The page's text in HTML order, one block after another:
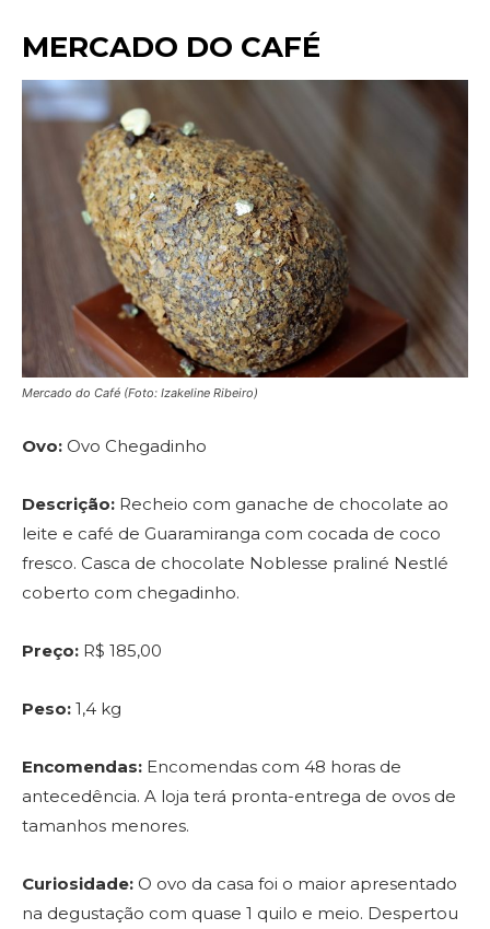
MERCADO DO CAFÉ
Mercado do Café (Foto: Izakeline Ribeiro)
Ovo: Ovo Chegadinho
Descrição: Recheio com ganache de chocolate ao
leite e café de Guaramiranga com cocada de coco
fresco. Casca de chocolate Noblesse praliné Nestlé
coberto com chegadinho.
Preço: R$ 185,00
Peso: 1,4 kg
Encomendas: Encomendas com 48 horas de
antecedência. A loja terá pronta-entrega de ovos de
tamanhos menores.
Curiosidade: O ovo da casa foi o maior apresentado
na degustação com quase 1 quilo e meio. Despertou